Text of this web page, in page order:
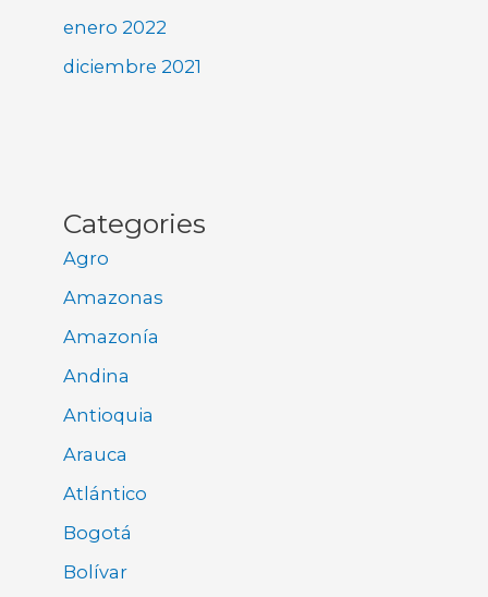
enero 2022
diciembre 2021
Categories
Agro
Amazonas
Amazonía
Andina
Antioquia
Arauca
Atlántico
Bogotá
Bolívar